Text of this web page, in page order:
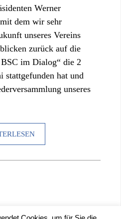
Werner
dem wir sehr
unseres Vereins
zurück auf die
im Dialog“ die 2
stattgefunden hat und
unseres